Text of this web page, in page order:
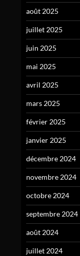
août 2025
juillet 2025
juin 2025
mai 2025
avril 2025
mars 2025
février 2025
janvier 2025
décembre 2024
novembre 2024
octobre 2024
septembre 2024
août 2024
juillet 2024